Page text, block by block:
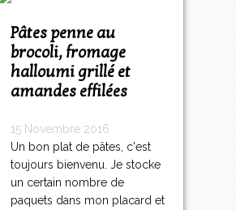
Pâtes penne au
brocoli, fromage
halloumi grillé et
amandes effilées
15 Novembre 2016
Un bon plat de pâtes, c'est
toujours bienvenu. Je stocke
un certain nombre de
paquets dans mon placard et